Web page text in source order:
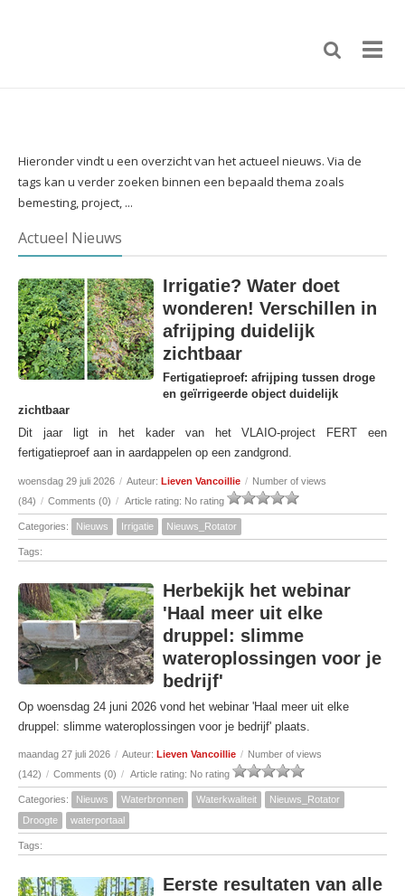
Hieronder vindt u een overzicht van het actueel nieuws. Via de
tags kan u verder zoeken binnen een bepaald thema zoals
bemesting, project, ...
Actueel Nieuws
Irrigatie? Water doet
wonderen! Verschillen in
afrijping duidelijk
zichtbaar
Fertigatieproef: afrijping tussen droge
en geïrrigeerde object duidelijk
zichtbaar
Dit jaar ligt in het kader van het VLAIO-project FERT een
fertigatieproef aan in aardappelen op een zandgrond.
woensdag 29 juli 2026 / Auteur: Lieven Vancoillie / Number of views
(84) / Comments (0) / Article rating: No rating
Categories: Nieuws Irrigatie Nieuws_Rotator
Tags:
Herbekijk het webinar
'Haal meer uit elke
druppel: slimme
wateroplossingen voor je
bedrijf'
Op woensdag 24 juni 2026 vond het webinar 'Haal meer uit elke
druppel: slimme wateroplossingen voor je bedrijf' plaats.
maandag 27 juli 2026 / Auteur: Lieven Vancoillie / Number of views
(142) / Comments (0) / Article rating: No rating
Categories: Nieuws Waterbronnen Waterkwaliteit
Nieuws_Rotator
Droogte
waterportaal
Tags:
Eerste resultaten van alle